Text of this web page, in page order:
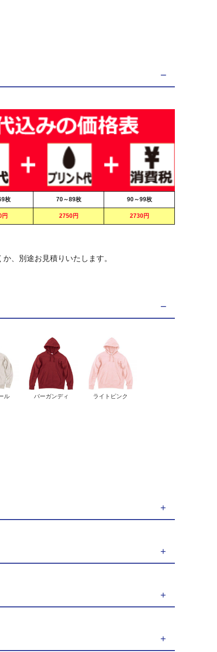
枚 70～89枚 90～99枚
円 2750円 2730円
、別途お見積りいたします。
ル バーガンディ ライトピンク